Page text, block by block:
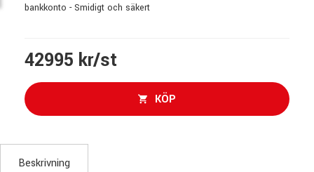
bankkonto - Smidigt och säkert
42995 kr/st
KÖP
Beskrivning